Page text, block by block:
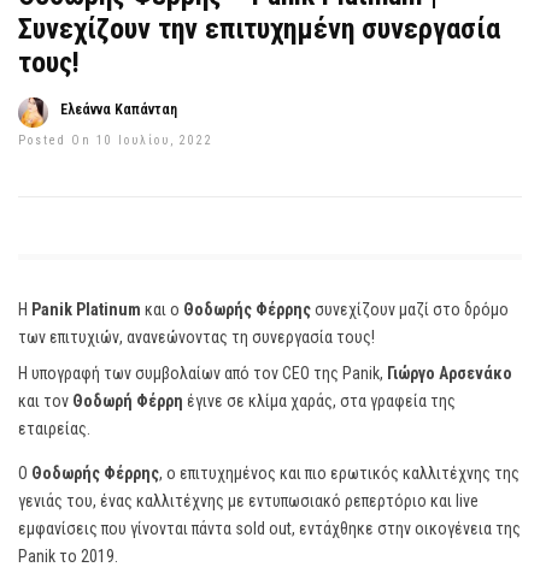
Συνεχίζουν την επιτυχημένη συνεργασία
τους!
Ελεάννα Καπάνταη
Posted On 10 Ιουλίου, 2022
Η Panik Platinum και ο Θοδωρής Φέρρηςσυνεχίζουν μαζί στο δρόμο
των επιτυχιών, ανανεώνοντας τη συνεργασία τους!
Η υπογραφή των συμβολαίων από τον CEO της Panik, Γιώργο Αρσενάκο
και τον Θοδωρή Φέρρη έγινε σε κλίμα χαράς, στα γραφεία της
εταιρείας.
Ο Θοδωρής Φέρρης, ο επιτυχημένος και πιο ερωτικός καλλιτέχνης της
γενιάς του, ένας καλλιτέχνης με εντυπωσιακό ρεπερτόριο και live
εμφανίσεις που γίνονται πάντα sold out, εντάχθηκε στην οικογένεια της
Panik το 2019.